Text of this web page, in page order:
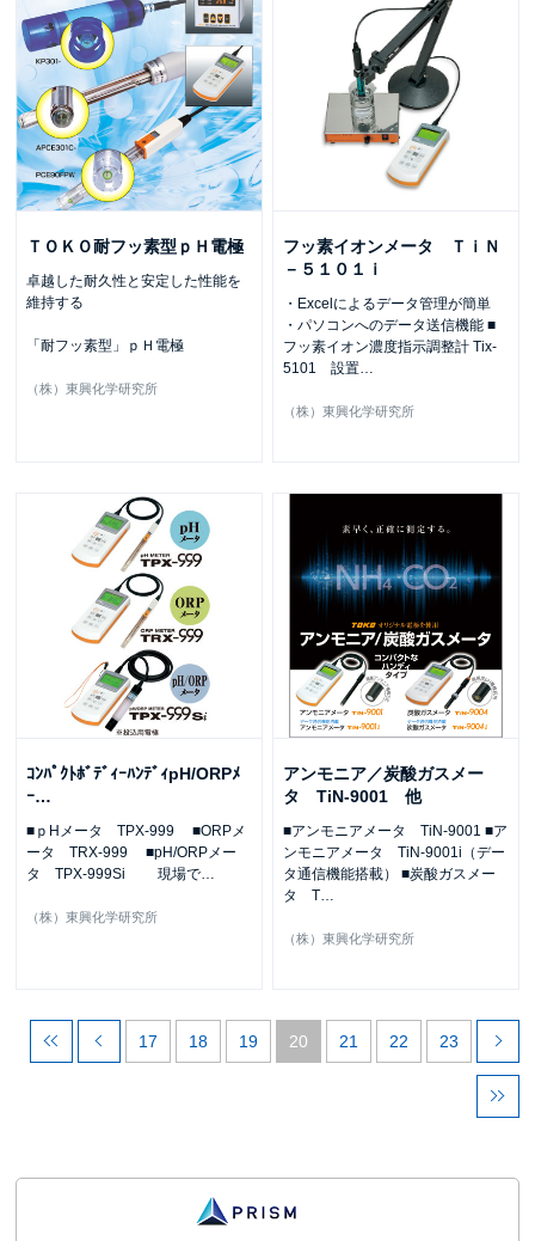
ＴＯＫＯ耐フッ素型ｐＨ電極
卓越した耐久性と安定した性能を
維持する
「耐フッ素型」ｐＨ電極
（株）東興化学研究所
フッ素イオンメータ ＴｉＮ
－５１０１ｉ
・Excelによるデータ管理が簡単
・パソコンへのデータ送信機能 ■
フッ素イオン濃度指示調整計 Tix-
5101 設置…
（株）東興化学研究所
ｺﾝﾊﾟｸﾄﾎﾞﾃﾞｨｰﾊﾝﾃﾞｨpH/ORPﾒ
ｰ…
■ｐHメータ TPX-999 ■ORPメ
ータ TRX-999 ■pH/ORPメー
タ TPX-999Si 現場で…
（株）東興化学研究所
アンモニア／炭酸ガスメー
タ TiN-9001 他
■アンモニアメータ TiN-9001 ■ア
ンモニアメータ TiN-9001i（デー
タ通信機能搭載） ■炭酸ガスメー
タ T…
（株）東興化学研究所
17 18 19 20 21 22 23